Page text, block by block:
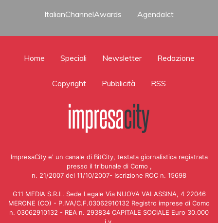
ItalianChannelAwards
AgendaIct
Home Speciali Newsletter Redazione
Copyright Pubblicità RSS
ImpresaCity e' un canale di BitCity, testata giornalistica registrata
presso il tribunale di Como ,
n. 21/2007 del 11/10/2007- Iscrizione ROC n. 15698
G11 MEDIA S.R.L. Sede Legale Via NUOVA VALASSINA, 4 22046
MERONE (CO) - P.IVA/C.F.03062910132 Registro imprese di Como
n. 03062910132 - REA n. 293834 CAPITALE SOCIALE Euro 30.000
i.v.